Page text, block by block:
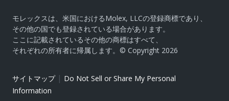
モレックスは、米国におけるMolex, LLCの登録商標であり、
その他の国でも登録されている場合があります。
ここに記載されているその他の商標はすべて、
それぞれの所有者に帰属します。© Copyright 2026
サイトマップ| Do Not Sell or Share My Personal
Information